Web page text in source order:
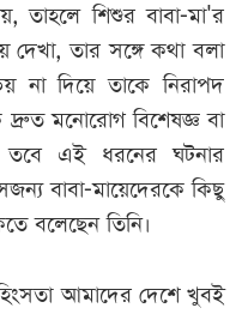
তাহলে শিশুর বাবা-মা'র
তার সঙ্গে কথা বলা
দিয়ে তাকে নিরাপদ
মনোরোগ বিশেষজ্ঞ বা
তবে এই ধরনের ঘটনার
বাবা-মায়েদেরকে কিছু
বলেছেন তিনি।
আমাদের দেশে খুবই